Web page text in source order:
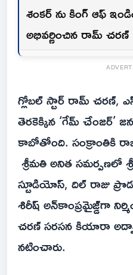
శంకర్ ను కింగ్ ఆఫ్
అభివర్ణించిన రామ్ చరణ్
గ్లోబల్ స్టార్ రామ్ చరణ్,
తెరకెక్కిన ‘గేమ్ చేంజర్’
కాబోతోంది. సంక్రాంతికి
శ్రీమ‌తి అనిత స‌మ‌ర్ప‌ణ‌లో
స్టూడియోస్, దిల్ రాజు
శిరీష్ అన్‌కాంప్ర‌మైజ్డ్‌గా
చరణ్ సరసన కియారా
నటించారు.